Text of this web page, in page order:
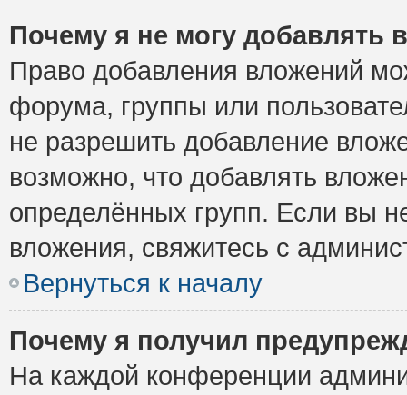
Почему я не могу добавлять
Право добавления вложений
форума, группы или
не разрешить добавление
возможно, что добавлять
определённых групп. Если вы
вложения, свяжитесь с
Вернуться к началу
Почему я получил
На каждой конференции